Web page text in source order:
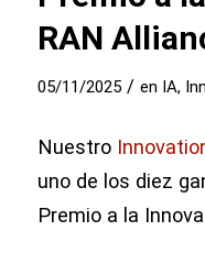
RAN
05/11/2025 / en IA,
Nuestro
uno de los diez
Premio a la